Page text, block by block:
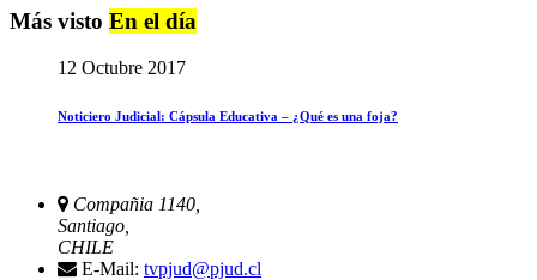
Más visto En el día
12 Octubre 2017
Noticiero Judicial: Cápsula Educativa – ¿Qué es una foja?
Compañia 1140,
Santiago,
CHILE
E-Mail: tvpjud@pjud.cl